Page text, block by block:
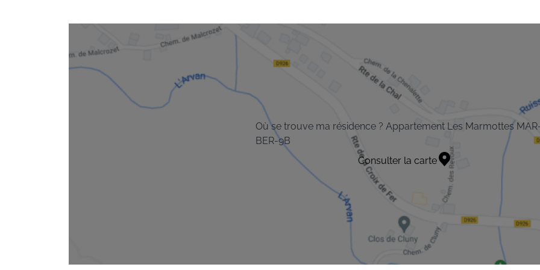
Où se trouve ma résidence ? Appartement Les Marmottes
BER-9B
Consulter la carte